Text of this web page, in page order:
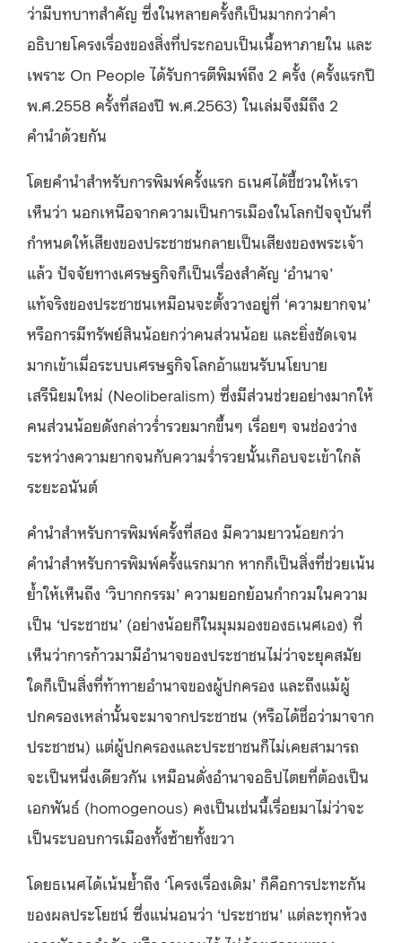
ว่ามีบทบาทสำคัญ ซึ่งในหลายครั้งก็เป็นมากกว่าคำ
อธิบายโครงเรื่องของสิ่งที่ประกอบเป็นเนื้อหาภายใน และ
เพราะ On People ได้รับการตีพิมพ์ถึง 2 ครั้ง (ครั้งแรกปี
พ.ศ.2558 ครั้งที่สองปี พ.ศ.2563) ในเล่มจึงมีถึง 2
คำนำด้วยกัน
โดยคำนำสำหรับการพิมพ์ครั้งแรก ธเนศได้ชี้ชวนให้เรา
เห็นว่า นอกเหนือจากความเป็นการเมืองในโลกปัจจุบันที่
กำหนดให้เสียงของประชาชนกลายเป็นเสียงของพระเจ้า
แล้ว ปัจจัยทางเศรษฐกิจก็เป็นเรื่องสำคัญ ‘อำนาจ’
แท้จริงของประชาชนเหมือนจะตั้งวางอยู่ที่ ‘ความยากจน’
หรือการมีทรัพย์สินน้อยกว่าคนส่วนน้อย และยิ่งชัดเจน
มากเข้าเมื่อระบบเศรษฐกิจโลกอ้าแขนรับนโยบาย
เสรีนิยมใหม่ (Neoliberalism) ซึ่งมีส่วนช่วยอย่างมากให้
คนส่วนน้อยดังกล่าวร่ำรวยมากขึ้นๆ เรื่อยๆ จนช่องว่าง
ระหว่างความยากจนกับความร่ำรวยนั้นเกือบจะเข้าใกล้
ระยะอนันต์
คำนำสำหรับการพิมพ์ครั้งที่สอง มีความยาวน้อยกว่า
คำนำสำหรับการพิมพ์ครั้งแรกมาก หากก็เป็นสิ่งที่ช่วยเน้น
ย้ำให้เห็นถึง ‘วิบากกรรม’ ความยอกย้อนกำกวมในความ
เป็น ‘ประชาชน’ (อย่างน้อยก็ในมุมมองของธเนศเอง) ที่
เห็นว่าการก้าวมามีอำนาจของประชาชนไม่ว่าจะยุคสมัย
ใดก็เป็นสิ่งที่ท้าทายอำนาจของผู้ปกครอง และถึงแม้ผู้
ปกครองเหล่านั้นจะมาจากประชาชน (หรือได้ชื่อว่ามาจาก
ประชาชน) แต่ผู้ปกครองและประชาชนก็ไม่เคยสามารถ
จะเป็นหนึ่งเดียวกัน เหมือนดั่งอำนาจอธิปไตยที่ต้องเป็น
เอกพันธ์ (homogenous) คงเป็นเช่นนี้เรื่อยมาไม่ว่าจะ
เป็นระบอบการเมืองทั้งซ้ายทั้งขวา
โดยธเนศได้เน้นย้ำถึง ‘โครงเรื่องเดิม’ ก็คือการปะทะกัน
ของผลประโยชน์ ซึ่งแน่นอนว่า ‘ประชาชน’ แต่ละทุกห้วง